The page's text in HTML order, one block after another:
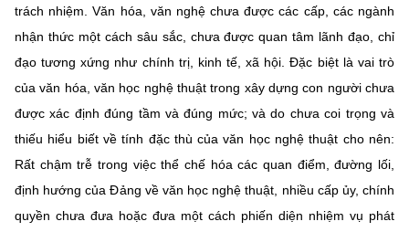
trách nhiệm. Văn hóa, văn nghệ chưa được các cấp, các ngành
nhận thức một cách sâu sắc, chưa được quan tâm lãnh đạo, chỉ
đạo tương xứng như chính trị, kinh tế, xã hội. Đặc biệt là vai trò
của văn hóa, văn học nghệ thuật trong xây dựng con người chưa
được xác định đúng tầm và đúng mức; và do chưa coi trọng và
thiếu hiểu biết về tính đặc thù của văn học nghệ thuật cho nên:
Rất chậm trễ trong việc thể chế hóa các quan điểm, đường lối,
định hướng của Đảng về văn học nghệ thuật, nhiều cấp ủy, chính
quyền chưa đưa hoặc đưa một cách phiến diện nhiệm vụ phát